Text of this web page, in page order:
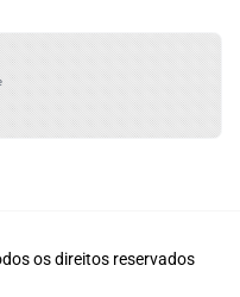
os direitos reservados